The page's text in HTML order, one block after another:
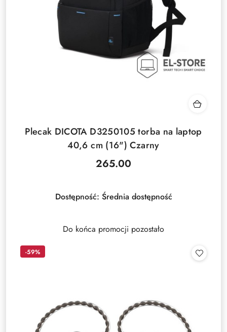
Plecak DICOTA D3250105 torba na laptop
40,6 cm (16") Czarny
Cena:
265.00
Dostępność: Średnia dostępność
Do końca promocji pozostało
-59%